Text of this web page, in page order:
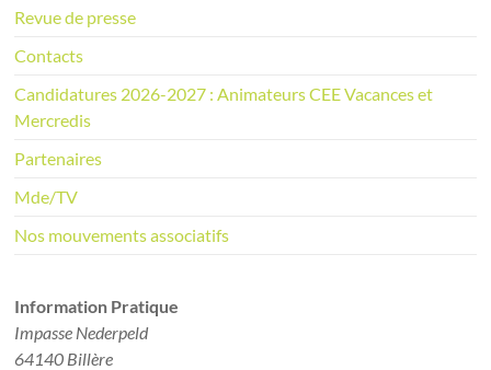
Revue de presse
Contacts
Candidatures 2026-2027 : Animateurs CEE Vacances et
Mercredis
Partenaires
Mde/TV
Nos mouvements associatifs
Information Pratique​
Impasse Nederpeld
64140 Billère